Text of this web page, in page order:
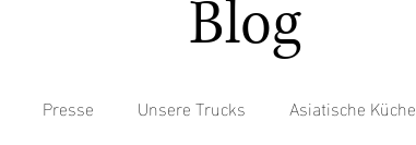
Blog
Presse Unsere Trucks Asiatische Küche